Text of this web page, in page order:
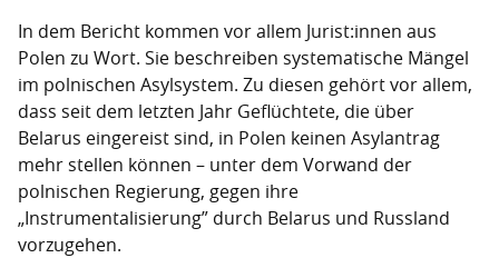
In dem Bericht kommen vor allem Jurist:innen aus
Polen zu Wort. Sie beschreiben systematische Mängel
im polnischen Asylsystem. Zu diesen gehört vor allem,
dass seit dem letzten Jahr Geflüchtete, die über
Belarus eingereist sind, in Polen keinen Asylantrag
mehr stellen können – unter dem Vorwand der
polnischen Regierung, gegen ihre
„Instrumentalisierung” durch Belarus und Russland
vorzugehen.